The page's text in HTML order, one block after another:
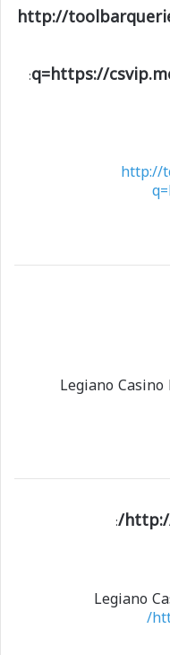
http://
q=https://
:
http://
Legiano
:
Legiano